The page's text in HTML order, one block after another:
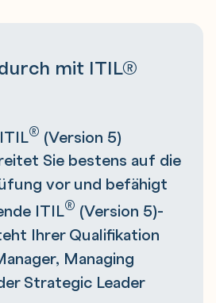
mit ITIL®
® (Version 5)
Sie bestens auf die
vor und befähigt
ITIL® (Version 5)-
Ihrer Qualifikation
Managing
Strategic Leader